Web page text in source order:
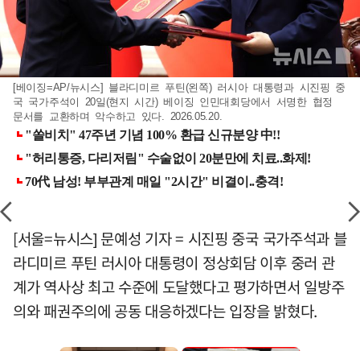
[베이징=AP/뉴시스] 블라디미르 푸틴(왼쪽) 러시아 대통령과 시진핑 중
국 국가주석이 20일(현지 시간) 베이징 인민대회당에서 서명한 협정
문서를 교환하며 악수하고 있다. 2026.05.20.
[서울=뉴시스] 문예성 기자 = 시진핑 중국 국가주석과 블
라디미르 푸틴 러시아 대통령이 정상회담 이후 중러 관
계가 역사상 최고 수준에 도달했다고 평가하면서 일방주
의와 패권주의에 공동 대응하겠다는 입장을 밝혔다.